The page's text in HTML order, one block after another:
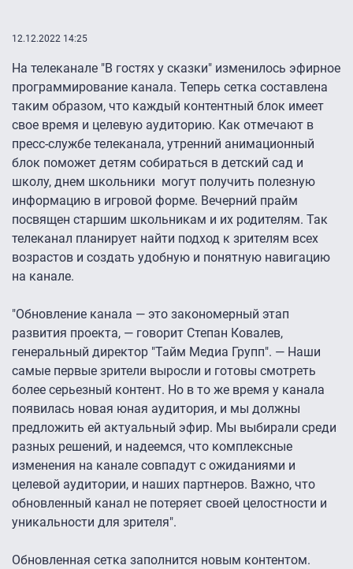
12.12.2022 14:25
На телеканале "В гостях у сказки" изменилось эфирное
программирование канала. Теперь сетка составлена
таким образом, что каждый контентный блок имеет
свое время и целевую аудиторию. Как отмечают в
пресс-службе телеканала, утренний анимационный
блок поможет детям собираться в детский сад и
школу, днем школьники могут получить полезную
информацию в игровой форме. Вечерний прайм
посвящен старшим школьникам и их родителям. Так
телеканал планирует найти подход к зрителям всех
возрастов и создать удобную и понятную навигацию
на канале.
"Обновление канала — это закономерный этап
развития проекта, — говорит Степан Ковалев,
генеральный директор "Тайм Медиа Групп". — Наши
самые первые зрители выросли и готовы смотреть
более серьезный контент. Но в то же время у канала
появилась новая юная аудитория, и мы должны
предложить ей актуальный эфир. Мы выбирали среди
разных решений, и надеемся, что комплексные
изменения на канале совпадут с ожиданиями и
целевой аудитории, и наших партнеров. Важно, что
обновленный канал не потеряет своей целостности и
уникальности для зрителя".
Обновленная сетка заполнится новым контентом.